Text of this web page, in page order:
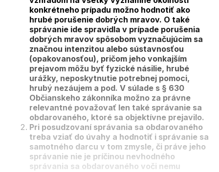
konkrétneho prípadu možno hodnotiť ako
hrubé porušenie dobrých mravov. O také
správanie ide spravidla v prípade porušenia
dobrých mravov spôsobom vyznačujúcim sa
značnou intenzitou alebo sústavnosťou
(opakovanosťou), pričom jeho vonkajším
prejavom môžu byť fyzické násilie, hrubé
urážky, neposkytnutie potrebnej pomoci,
hrubý nezáujem a pod. V súlade s § 630
Občianskeho zákonníka možno za právne
relevantné považovať len také správanie sa
obdarovaného, ktoré sa objektívne prejavilo.
Pri posudzovaní správania sa obdarovaného
treba vziať do úvahy a hodnotiť i správanie sa
samotného darcu v tom zmysle, či práve jeho
správanie nie je príčinou nevhodného
správania sa obdarovaného voči nemu